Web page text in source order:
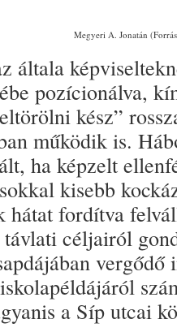
Megyeri A. Jonatán
általa
pozícionálva,
kész”
működik is.
ha képzelt
kisebb
hátat fordítva
céljairól
a Síp utcai